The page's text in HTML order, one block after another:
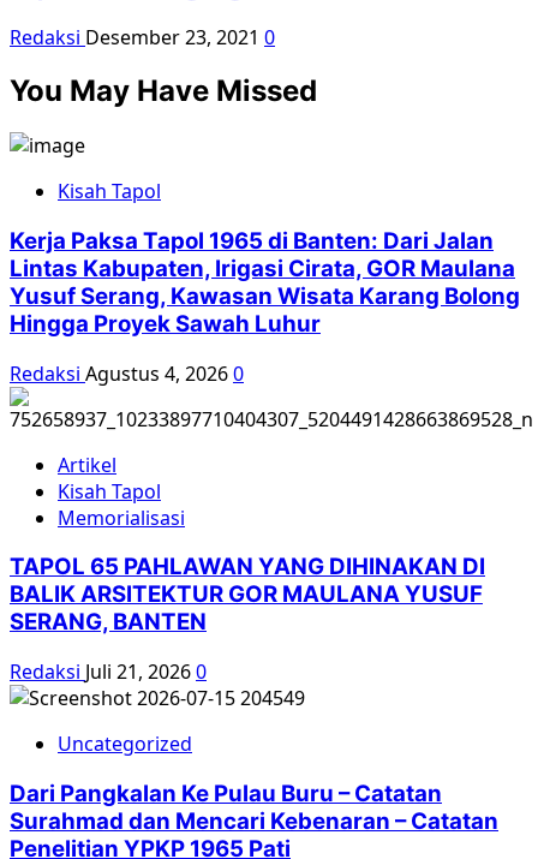
Redaksi Desember 23, 2021 0
You May Have Missed
Kisah Tapol
Kerja Paksa Tapol 1965 di Banten: Dari Jalan
Lintas Kabupaten, Irigasi Cirata, GOR Maulana
Yusuf Serang, Kawasan Wisata Karang Bolong
Hingga Proyek Sawah Luhur
Redaksi Agustus 4, 20260
Artikel
Kisah Tapol
Memorialisasi
TAPOL 65 PAHLAWAN YANG DIHINAKAN DI
BALIK ARSITEKTUR GOR MAULANA YUSUF
SERANG, BANTEN
Redaksi Juli 21, 20260
Uncategorized
Dari Pangkalan Ke Pulau Buru – Catatan
Surahmad dan Mencari Kebenaran – Catatan
Penelitian YPKP 1965 Pati